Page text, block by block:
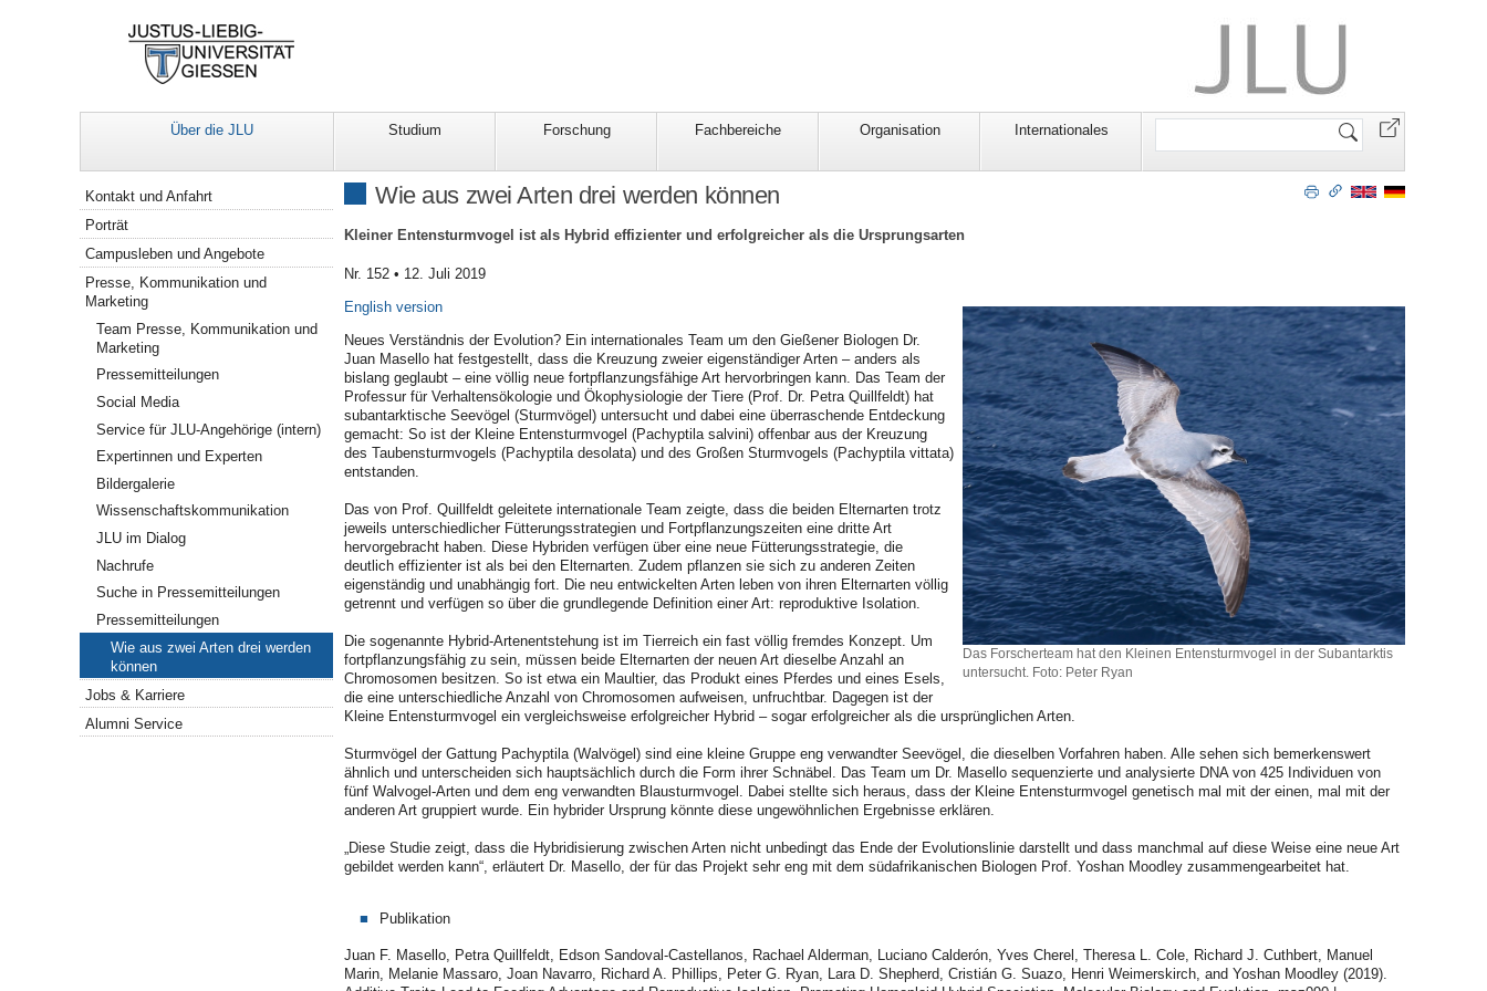
Über die JLU Studium Forschung Fachbereiche Organisation Internationales
Website
Wie aus zwei Arten drei werden können
Kleiner Entensturmvogel ist als Hybrid effizienter und erfolgreicher als die Ursprungsarten
Nr. 152 • 12. Juli 2019
Das Forscherteam hat den Kleinen Entensturmvogel in der Subantarktis
untersucht. Foto: Peter Ryan
English version
Neues Verständnis der Evolution? Ein internationales Team um den Gießener Biologen Dr.
Juan Masello hat festgestellt, dass die Kreuzung zweier eigenständiger Arten – anders als
bislang geglaubt – eine völlig neue fortpflanzungsfähige Art hervorbringen kann. Das Team der
Professur für Verhaltensökologie und Ökophysiologie der Tiere (Prof. Dr. Petra Quillfeldt) hat
subantarktische Seevögel (Sturmvögel) untersucht und dabei eine überraschende Entdeckung
gemacht: So ist der Kleine Entensturmvogel (Pachyptila salvini) offenbar aus der Kreuzung
des Taubensturmvogels (Pachyptila desolata) und des Großen Sturmvogels (Pachyptila vittata)
entstanden.
Das von Prof. Quillfeldt geleitete internationale Team zeigte, dass die beiden Elternarten trotz
jeweils unterschiedlicher Fütterungsstrategien und Fortpflanzungszeiten eine dritte Art
hervorgebracht haben. Diese Hybriden verfügen über eine neue Fütterungsstrategie, die
deutlich effizienter ist als bei den Elternarten. Zudem pflanzen sie sich zu anderen Zeiten
eigenständig und unabhängig fort. Die neu entwickelten Arten leben von ihren Elternarten völlig
getrennt und verfügen so über die grundlegende Definition einer Art: reproduktive Isolation.
Die sogenannte Hybrid-Artenentstehung ist im Tierreich ein fast völlig fremdes Konzept. Um
fortpflanzungsfähig zu sein, müssen beide Elternarten der neuen Art dieselbe Anzahl an
Chromosomen besitzen. So ist etwa ein Maultier, das Produkt eines Pferdes und eines Esels,
die eine unterschiedliche Anzahl von Chromosomen aufweisen, unfruchtbar. Dagegen ist der
Kleine Entensturmvogel ein vergleichsweise erfolgreicher Hybrid – sogar erfolgreicher als die ursprünglichen Arten.
Sturmvögel der Gattung Pachyptila (Walvögel) sind eine kleine Gruppe eng verwandter Seevögel, die dieselben Vorfahren haben. Alle sehen sich bemerkenswert
ähnlich und unterscheiden sich hauptsächlich durch die Form ihrer Schnäbel. Das Team um Dr. Masello sequenzierte und analysierte DNA von 425 Individuen von
fünf Walvogel-Arten und dem eng verwandten Blausturmvogel. Dabei stellte sich heraus, dass der Kleine Entensturmvogel genetisch mal mit der einen, mal mit der
anderen Art gruppiert wurde. Ein hybrider Ursprung könnte diese ungewöhnlichen Ergebnisse erklären.
„Diese Studie zeigt, dass die Hybridisierung zwischen Arten nicht unbedingt das Ende der Evolutionslinie darstellt und dass manchmal auf diese Weise eine neue Art
gebildet werden kann“, erläutert Dr. Masello, der für das Projekt sehr eng mit dem südafrikanischen Biologen Prof. Yoshan Moodley zusammengearbeitet hat.
Publikation
Juan F. Masello, Petra Quillfeldt, Edson Sandoval-Castellanos, Rachael Alderman, Luciano Calderón, Yves Cherel, Theresa L. Cole, Richard J. Cuthbert, Manuel
Marin, Melanie Massaro, Joan Navarro, Richard A. Phillips, Peter G. Ryan, Lara D. Shepherd, Cristián G. Suazo, Henri Weimerskirch, and Yoshan Moodley (2019).
Navigation
Kontakt und Anfahrt
Porträt
Campusleben und Angebote
Presse, Kommunikation und
Marketing
Team Presse, Kommunikation und
Marketing
Pressemitteilungen
Social Media
Service für JLU-Angehörige (intern)
Expertinnen und Experten
Bildergalerie
Wissenschaftskommunikation
JLU im Dialog
Nachrufe
Suche in Pressemitteilungen
Pressemitteilungen
Wie aus zwei Arten drei werden
können
Jobs & Karriere
Alumni Service